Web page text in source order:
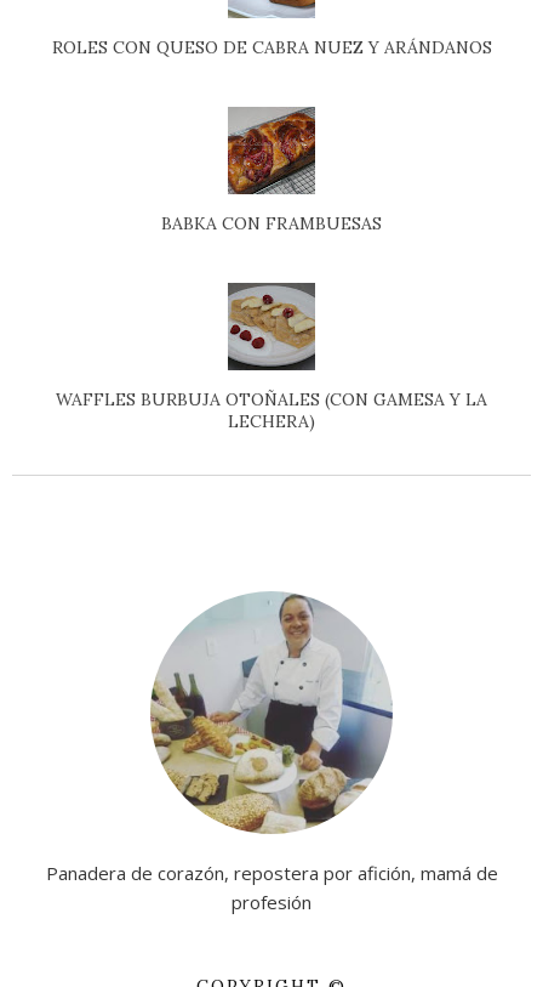
ROLES CON QUESO DE CABRA NUEZ Y ARÁNDANOS
BABKA CON FRAMBUESAS
WAFFLES BURBUJA OTOÑALES (CON GAMESA Y LA
LECHERA)
Panadera de corazón, repostera por afición, mamá de
profesión